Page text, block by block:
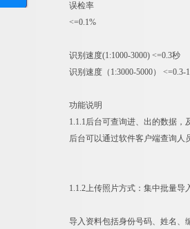
误检率
<=0.1%
识别速度(1:1000-3000) <=0.3秒
识别速度（1:3000-5000） <=0.3-
功能说明
1.1.1后台可查询进、出的数据，
后台可以通过软件客户端查询人
1.1.2上传照片方式：集中批量导
导入资料包括身份号码、姓名、